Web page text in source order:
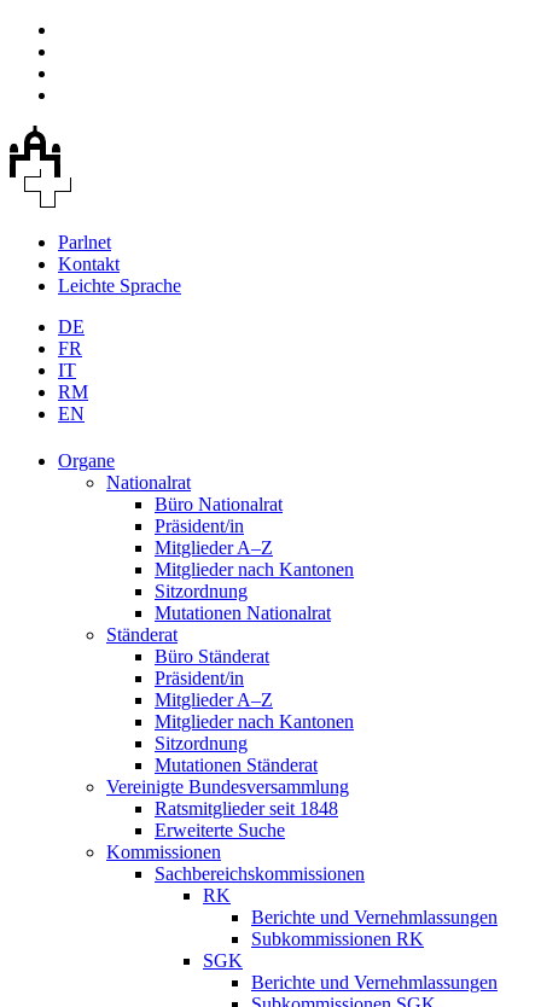
Parlnet
Kontakt
Leichte Sprache
DE
FR
IT
RM
EN
Organe
Nationalrat
Büro Nationalrat
Präsident/in
Mitglieder A–Z
Mitglieder nach Kantonen
Sitzordnung
Mutationen Nationalrat
Ständerat
Büro Ständerat
Präsident/in
Mitglieder A–Z
Mitglieder nach Kantonen
Sitzordnung
Mutationen Ständerat
Vereinigte Bundesversammlung
Ratsmitglieder seit 1848
Erweiterte Suche
Kommissionen
Sachbereichskommissionen
RK
Berichte und Vernehmlassungen
Subkommissionen RK
SGK
Berichte und Vernehmlassungen